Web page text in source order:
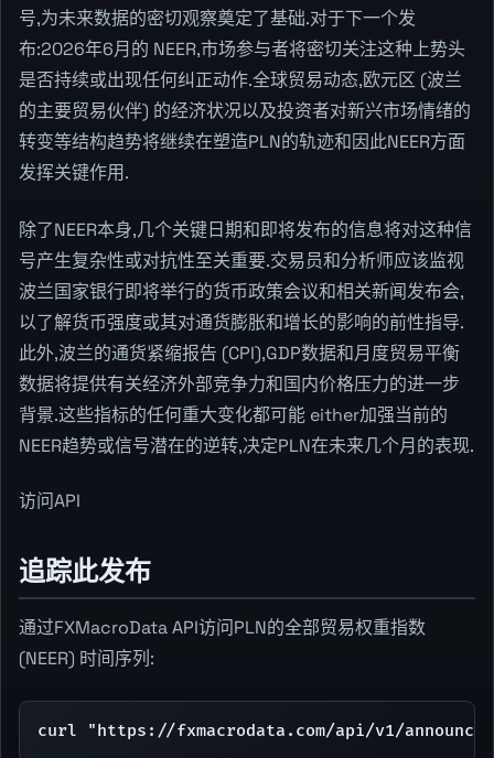
号,为未来数据的密切观察奠定了基础.对于下一个发
布:2026年6月的 NEER,市场参与者将密切关注这种上势头
是否持续或出现任何纠正动作.全球贸易动态,欧元区 (波兰
的主要贸易伙伴) 的经济状况以及投资者对新兴市场情绪的
转变等结构趋势将继续在塑造PLN的轨迹和因此NEER方面
发挥关键作用.
除了NEER本身,几个关键日期和即将发布的信息将对这种信
号产生复杂性或对抗性至关重要.交易员和分析师应该监视
波兰国家银行即将举行的货币政策会议和相关新闻发布会,
以了解货币强度或其对通货膨胀和增长的影响的前性指导.
此外,波兰的通货紧缩报告 (CPI),GDP数据和月度贸易平衡
数据将提供有关经济外部竞争力和国内价格压力的进一步
背景.这些指标的任何重大变化都可能 either加强当前的
NEER趋势或信号潜在的逆转,决定PLN在未来几个月的表现.
访问API
追踪此发布
通过FXMacroData API访问PLN的全部贸易权重指数
(NEER) 时间序列:
curl "https://fxmacrodata.com/api/v1/